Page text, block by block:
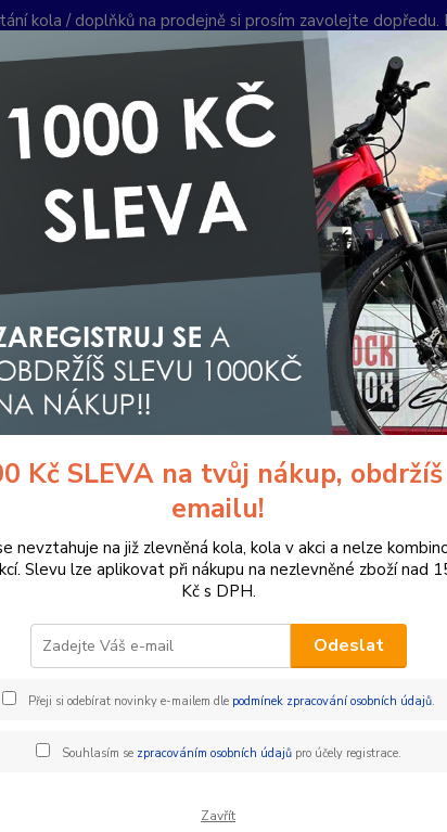
kola / doplňků na prodejně si prosím zavolejte dopředu.
Kontakty Ochrana soukromí Články
Hledat
a helmy Pumpy / Hustilky mini Pumpičky - hustilky
mini CTM Fastload
- 9 %
Kč SLEVA na tvůj nákup,
emailu!
nevztahuje na již zlevněná kola, kola v akci a nelze
Slevu lze aplikovat při nákupu na nezlevněné zboží nad
Kč s DPH.
Odeslat
Přeji si odebírat novinky e-mailem dle podmínek zpracování osobních údajů.
Souhlasím se zpracováním osobních údajůpro účely registrace.
Zavřít